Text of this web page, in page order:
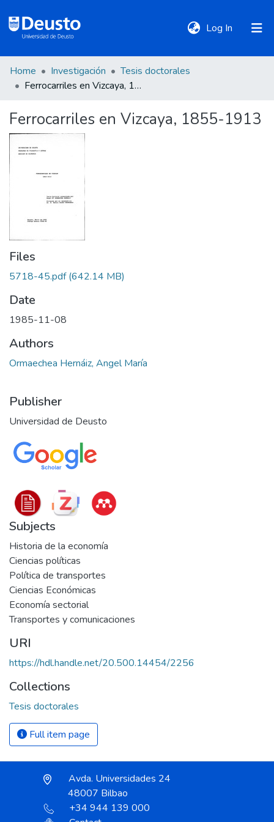
Log In (current)
DeustoTeka
Communities
&
Collections
Home Investigación
Tesis doctorales
Ferrocarriles en Vizcaya, 1855-1913
Ferrocarriles en Vizcaya, 1855-1913
Files
5718-45.pdf(642.14 MB)
Date
1985-11-08
Authors
Ormaechea Hernáiz, Angel María
Publisher
Universidad de Deusto
Subjects
Historia de la economía
Ciencias políticas
Política de transportes
Ciencias Económicas
Economía sectorial
Transportes y comunicaciones
URI
https://hdl.handle.net/20.500.14454/2256
Collections
Tesis doctorales
Full item page
Avda. Universidades 24
48007 Bilbao
+34 944 139 000